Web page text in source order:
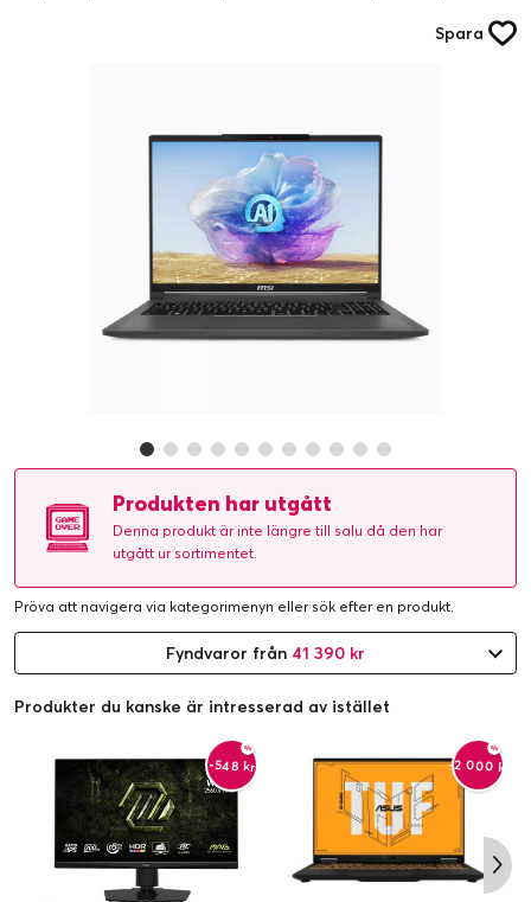
Spara
Produkten har utgått
Denna produkt är inte längre till salu då den har
utgått ur sortimentet.
Pröva att navigera via kategorimenyn eller sök efter en produkt.
Fyndvaror från 41 390 kr
Produkter du kanske är intresserad av istället
-548 kr -2 000 kr